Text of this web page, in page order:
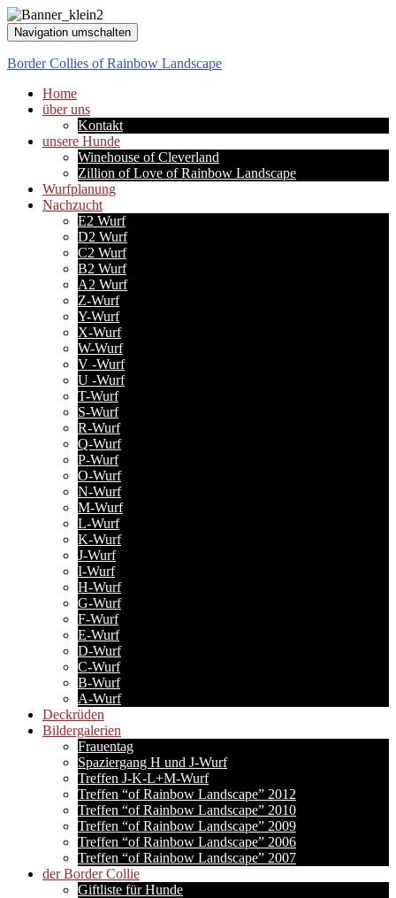
Navigation umschalten
Border Collies of Rainbow Landscape
Home
über uns
Kontakt
unsere Hunde
Winehouse of Cleverland
Zillion of Love of Rainbow Landscape
Wurfplanung
Nachzucht
E2 Wurf
D2 Wurf
C2 Wurf
B2 Wurf
A2 Wurf
Z-Wurf
Y-Wurf
X-Wurf
W-Wurf
V -Wurf
U -Wurf
T-Wurf
S-Wurf
R-Wurf
Q-Wurf
P-Wurf
O-Wurf
N-Wurf
M-Wurf
L-Wurf
K-Wurf
J-Wurf
I-Wurf
H-Wurf
G-Wurf
F-Wurf
E-Wurf
D-Wurf
C-Wurf
B-Wurf
A-Wurf
Deckrüden
Bildergalerien
Frauentag
Spaziergang H und J-Wurf
Treffen J-K-L+M-Wurf
Treffen “of Rainbow Landscape” 2012
Treffen “of Rainbow Landscape” 2010
Treffen “of Rainbow Landscape” 2009
Treffen “of Rainbow Landscape” 2006
Treffen “of Rainbow Landscape” 2007
der Border Collie
Giftliste für Hunde